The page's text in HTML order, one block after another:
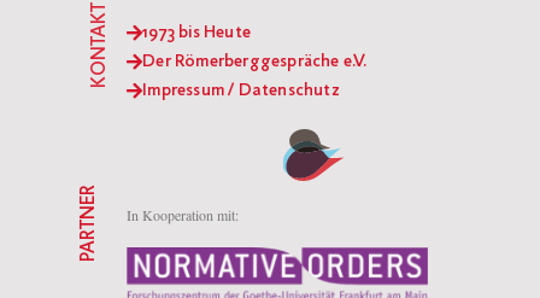
1973 bis Heute
Der Römerberggespräche e.V.
Impressum / Datenschutz
KONTAKT
In Kooperation mit:
PARTNER